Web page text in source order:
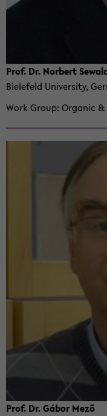
Prof. Dr. Nor­bert
Biele­feld Uni­ver­sity,
Work Group Or­ganic
Prof. Dr. Gábor Mezõ